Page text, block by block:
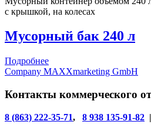
с крышкой, на колесах
Мусорный бак 240 л
Подробнее
Company MAXXmarketing GmbH
Контакты коммерческого
8 (863) 222-35-71, 8 938 135-91-82